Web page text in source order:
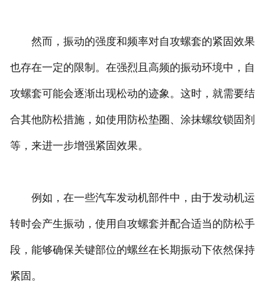
然而，振动的强度和频率对自攻螺套的紧固效果
也存在一定的限制。在强烈且高频的振动环境中，自
攻螺套可能会逐渐出现松动的迹象。这时，就需要结
合其他防松措施，如使用防松垫圈、涂抹螺纹锁固剂
等，来进一步增强紧固效果。
例如，在一些汽车发动机部件中，由于发动机运
转时会产生振动，使用自攻螺套并配合适当的防松手
段，能够确保关键部位的螺丝在长期振动下依然保持
紧固。